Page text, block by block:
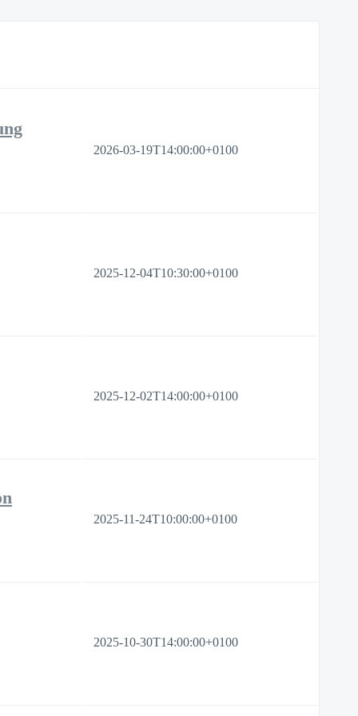
2026-03-19T14:00:00+0100
2025-12-04T10:30:00+0100
2025-12-02T14:00:00+0100
2025-11-24T10:00:00+0100
2025-10-30T14:00:00+0100